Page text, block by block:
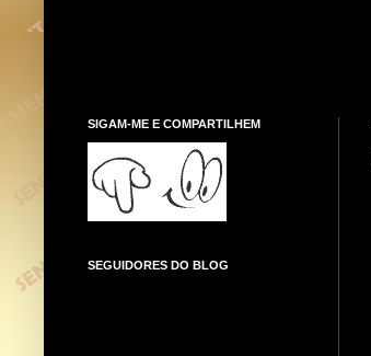
SIGAM-ME E COMPARTILHEM
SEGUIDORES DO BLOG